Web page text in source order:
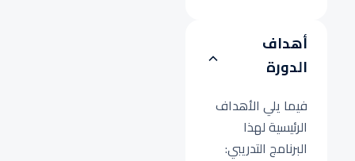
أهداف
الدورة
فيما يلي الأهداف
الرئيسية لهذا
البرنامج التدريبي: